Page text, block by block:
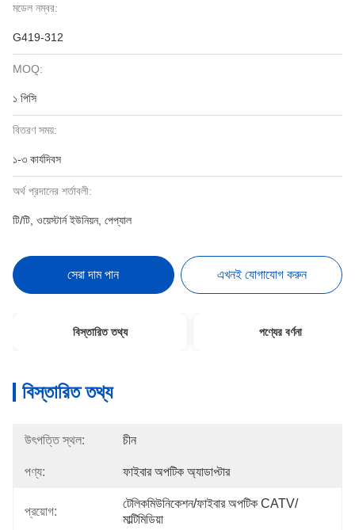
মডেল নম্বর:
G419-312
MOQ:
১ পিসি
বিতরণ সময়:
১-৩ কার্যদিবস
অর্থ প্রদানের শর্তাবলী:
টি/টি, ওয়েস্টার্ন ইউনিয়ন, পেপ্যাল
সেরা দাম পান এখনই যোগাযোগ করুন
বিস্তারিত তথ্য পণ্যের বর্ণনা
বিস্তারিত তথ্য
উৎপত্তি স্থল: চীন
পণ্য: ফাইবার অপটিক অ্যাডাপ্টার
প্রয়োগ:
টেলিকমিউনিকেশন/ফাইবার অপটিক CATV/
মাল্টিমিডিয়া